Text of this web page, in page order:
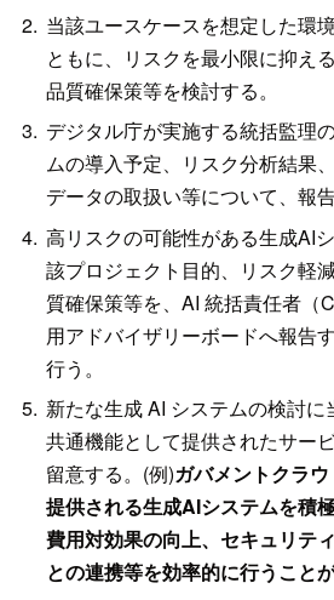
当該ユースケースを想定した環
ともに、リスクを最小限に抑え
品質確保策等を検討する。
デジタル庁が実施する統括監理
ムの導入予定、リスク分析結果
データの取扱い等について、報告
高リスクの可能性がある生成AI
該プロジェクト目的、リスク軽
質確保策等を、AI 統括責任者（
用アドバイザリーボードへ報告
行う。
新たな生成 AI システムの検討
共通機能として提供されたサー
留意する。(例)ガバメントクラウ
提供される生成AIシステムを積
費用対効果の向上、セキュリテ
との連携等を効率的に行うこと